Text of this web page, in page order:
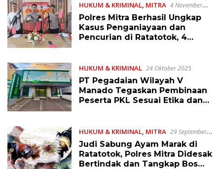
HUKUM & KRIMINAL, MITRA 4 November
2025
Polres Mitra Berhasil Ungkap
Kasus Penganiayaan dan
Pencurian di Ratatotok, 4
HUKUM & KRIMINAL 24 Oktober 2025
PT Pegadaian Wilayah V
Manado Tegaskan Pembinaan
Peserta PKL Sesuai Etika dan
HUKUM & KRIMINAL, MITRA 29 September
2025
Judi Sabung Ayam Marak di
Ratatotok, Polres Mitra Didesak
Bertindak dan Tangkap Bos